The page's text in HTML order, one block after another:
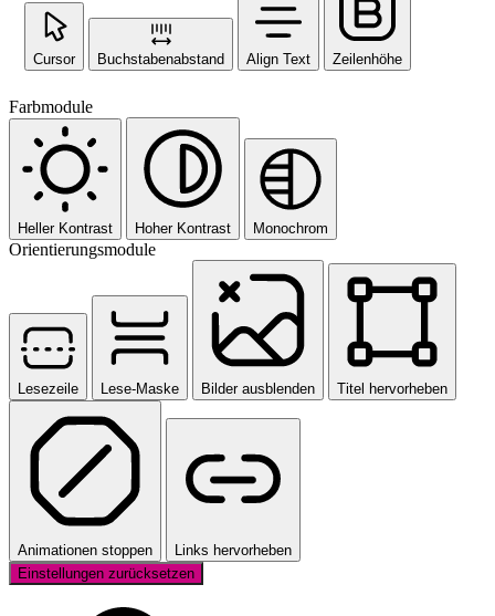
Cursor Buchstabenabstand Align Text Zeilenhöhe
Farbmodule
Heller Kontrast Hoher Kontrast Monochrom
Orientierungsmodule
Lesezeile Lese-Maske Bilder ausblenden Titel hervorheben
Animationen stoppen
Links hervorheben
Einstellungen zurücksetzen